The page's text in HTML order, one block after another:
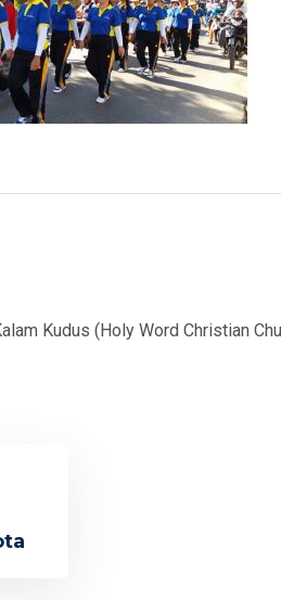
Kudus (Holy Word Christian